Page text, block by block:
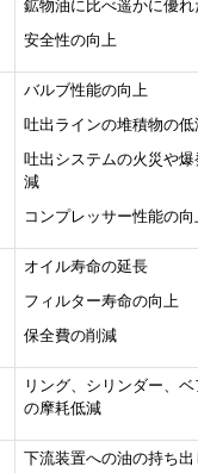
鉱物油に比べ遥かに優
安全性の向上
バルブ性能の向上
吐出ラインの堆積物の低
吐出システムの火災や
減
コンプレッサー性能の向
オイル寿命の延長
フィルター寿命の向上
保全費の削減
リング、シリンダー、
の摩耗低減
下流装置への油の持ち